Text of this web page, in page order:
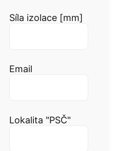
Síla izolace [mm]
Email
Lokalita "PSČ"